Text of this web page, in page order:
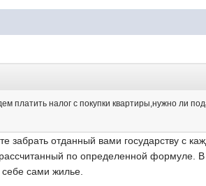
платить налог с покупки квартиры,нужно ли
забрать отданный вами государству с
по определенной формуле. В
себе сами жилье.